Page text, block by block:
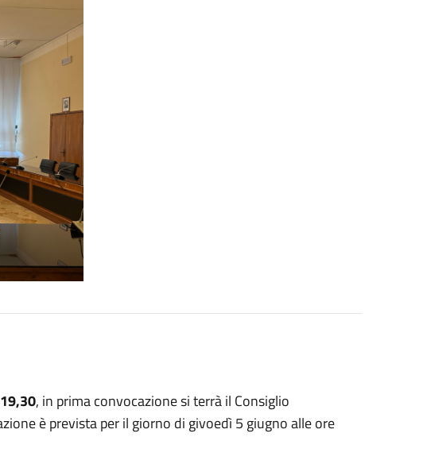
19,30, in prima convocazione si terrà il Consiglio
è prevista per il giorno di givoedì 5 giugno alle ore